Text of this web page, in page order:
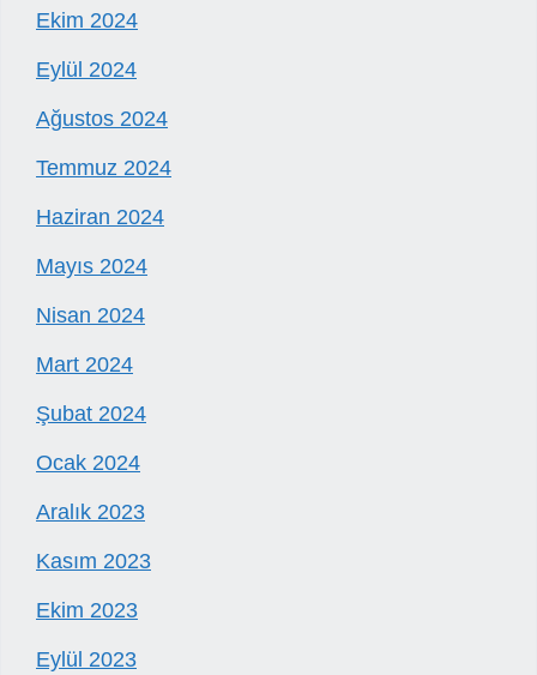
Ekim 2024
Eylül 2024
Ağustos 2024
Temmuz 2024
Haziran 2024
Mayıs 2024
Nisan 2024
Mart 2024
Şubat 2024
Ocak 2024
Aralık 2023
Kasım 2023
Ekim 2023
Eylül 2023